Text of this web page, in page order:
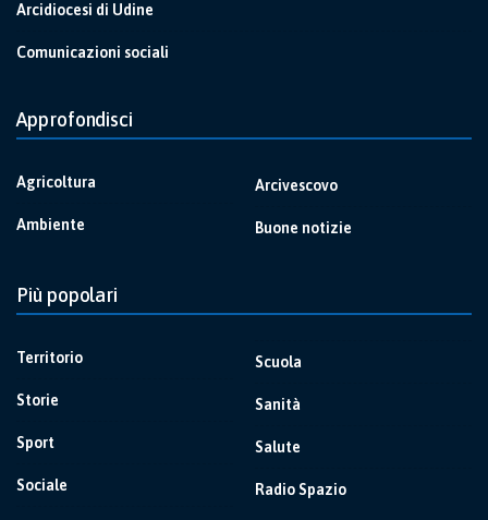
Arcidiocesi di Udine
Comunicazioni sociali
Approfondisci
Agricoltura
Ambiente
Arcivescovo
Buone notizie
Più popolari
Territorio
Storie
Sport
Sociale
Scuola
Sanità
Salute
Radio Spazio